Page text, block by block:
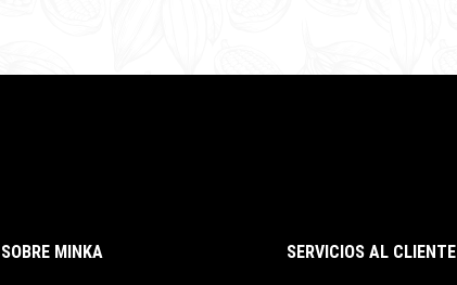
SOBRE MINKA SERVICIOS AL CLIENTE